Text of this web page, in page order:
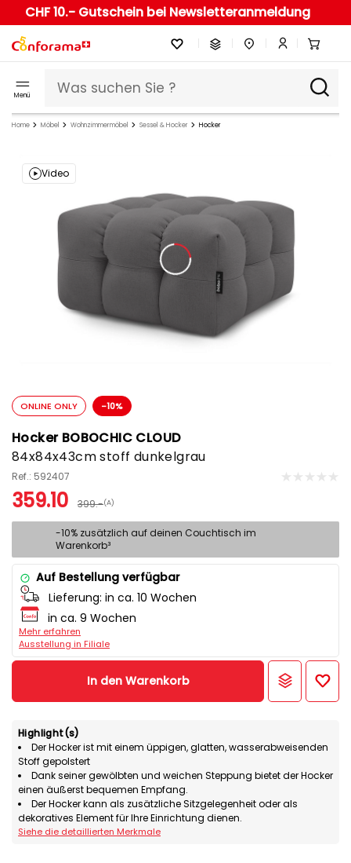
CHF 10.- Gutschein bei Newsletteranmeldung
Menü
Home Möbel Wohnzimmermöbel Sessel & Hocker Hocker
Video
ONLINE ONLY -10%
Hocker BOBOCHIC CLOUD
84x84x43cm stoff dunkelgrau
Ref.: 592407
359.10 399.-(A)
-10% zusätzlich auf deinen Couchtisch im
Warenkorb³
Auf Bestellung verfügbar
Lieferung: in ca. 10 Wochen
in ca. 9 Wochen
Mehr erfahren
Ausstellung in Filiale
In den Warenkorb
Highlight(s)
Der Hocker ist mit einem üppigen, glatten, wasserabweisenden
Stoff gepolstert
Dank seiner gewölbten und weichen Steppung bietet der Hocker
einen äußerst bequemen Empfang.
Der Hocker kann als zusätzliche Sitzgelegenheit oder als
dekoratives Element für Ihre Einrichtung dienen.
Siehe die detaillierten Merkmale